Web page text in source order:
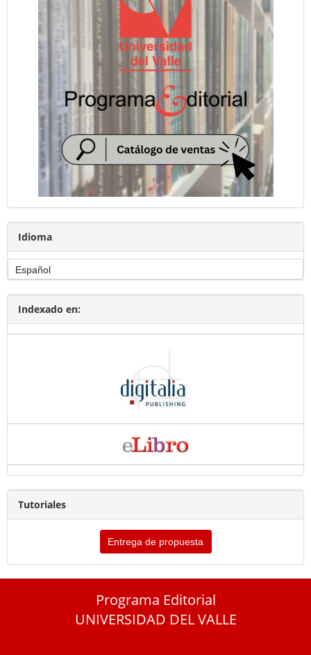
Idioma
Indexado en:
Tutoriales
Entrega de propuesta
Programa Editorial
UNIVERSIDAD DEL VALLE